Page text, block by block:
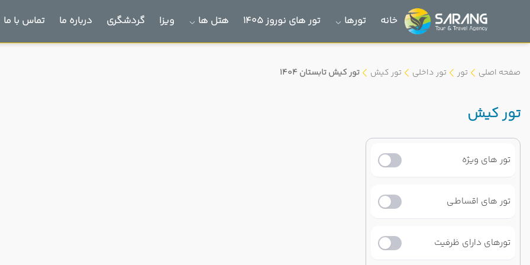
خانه تورها تور های نوروز 1405 هتل ها ویزا گردشگری درباره ما تماس با ما
صفحه اصلی تور تور داخلی تور کیش تور کیش تابستان 1404
تور کیش
تور های ویژه
تور های اقساطـی
تورهای دارای ظرفیت